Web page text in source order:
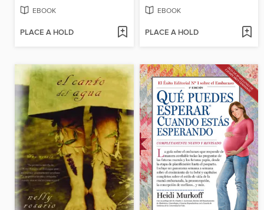
EBOOK
PLACE A HOLD
EBOOK
PLACE A HOLD